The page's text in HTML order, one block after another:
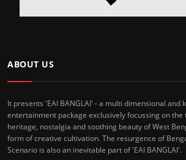
ABOUT US
It presents 'EAI BANGLAI' - a multi dimensional and
entertainment package exclusively focussing on
heritage, nostalgia and soothing beauty of West
form of creative cultivation. The resurgence of
Scenario is also an inevitable part of 'EAI BANGLAI'.